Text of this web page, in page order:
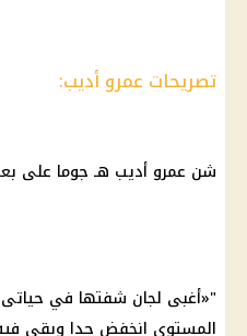
تصريحات عمرو أديب:
شن عمرو أديب هـ جوما على
"«أغبى لجان شفتها في
المستوى انخفض جدا وبقى